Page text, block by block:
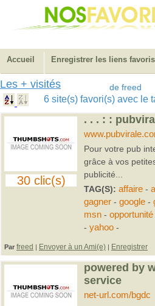
Accueil Enregistrer les liens favoris
Les + visités de freed
6 site(s) favori(s) avec le
30 clic(s)
. . . : :
Pour votre pub
grâce à vos
publicité...
TAG(S): affaire-
gagner- google-
msn - opportunité
- yahoo-
Par freed | Envoyer à un Ami(e) | Enregistrer
powered by
service
net-url.com/bgdc